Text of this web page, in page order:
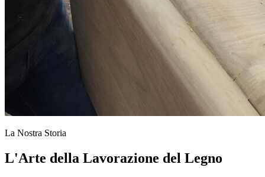
La Nostra Storia
L'Arte della Lavorazione del Legno